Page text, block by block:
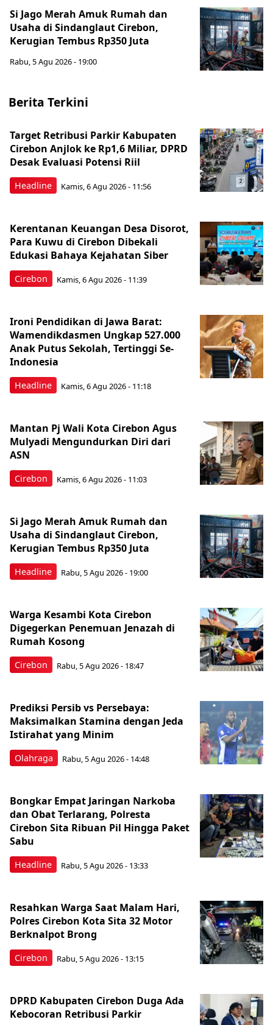
Si Jago Merah Amuk Rumah dan
Usaha di Sindanglaut Cirebon,
Kerugian Tembus Rp350 Juta
Rabu, 5 Agu 2026 - 19:00
Berita Terkini
Headline
Target Retribusi Parkir Kabupaten
Cirebon Anjlok ke Rp1,6 Miliar, DPRD
Desak Evaluasi Potensi Riil
Kamis, 6 Agu 2026 - 11:56
Cirebon
Kerentanan Keuangan Desa Disorot,
Para Kuwu di Cirebon Dibekali
Edukasi Bahaya Kejahatan Siber
Kamis, 6 Agu 2026 - 11:39
Headline
Ironi Pendidikan di Jawa Barat:
Wamendikdasmen Ungkap 527.000
Anak Putus Sekolah, Tertinggi Se-
Indonesia
Kamis, 6 Agu 2026 - 11:18
Cirebon
Mantan Pj Wali Kota Cirebon Agus
Mulyadi Mengundurkan Diri dari
ASN
Kamis, 6 Agu 2026 - 11:03
Headline
Si Jago Merah Amuk Rumah dan
Usaha di Sindanglaut Cirebon,
Kerugian Tembus Rp350 Juta
Rabu, 5 Agu 2026 - 19:00
Cirebon
Warga Kesambi Kota Cirebon
Digegerkan Penemuan Jenazah di
Rumah Kosong
Rabu, 5 Agu 2026 - 18:47
Olahraga
Prediksi Persib vs Persebaya:
Maksimalkan Stamina dengan Jeda
Istirahat yang Minim
Rabu, 5 Agu 2026 - 14:48
Headline
Bongkar Empat Jaringan Narkoba
dan Obat Terlarang, Polresta
Cirebon Sita Ribuan Pil Hingga Paket
Sabu
Rabu, 5 Agu 2026 - 13:33
Cirebon
Resahkan Warga Saat Malam Hari,
Polres Cirebon Kota Sita 32 Motor
Berknalpot Brong
Rabu, 5 Agu 2026 - 13:15
DPRD Kabupaten Cirebon Duga Ada
Kebocoran Retribusi Parkir